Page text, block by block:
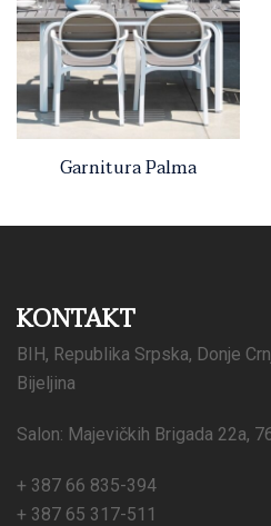
Garnitura Palma
KONTAKT
BIH, Republika Srpska, Donje
Bijeljina
Salon: Majevičkih Brigada 22a,
+ 387 66 835-394
+ 387 65 317-511